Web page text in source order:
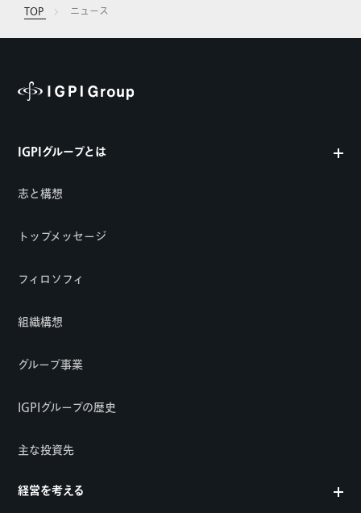
TOP ニュース
IGPIグループとは
志と構想
トップメッセージ
フィロソフィ
組織構想
グループ事業
IGPIグループの歴史
主な投資先
経営を考える